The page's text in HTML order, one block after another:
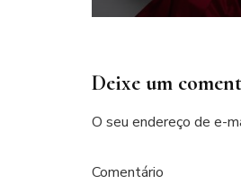
Deixe um
O seu endereço de e-
Comentário